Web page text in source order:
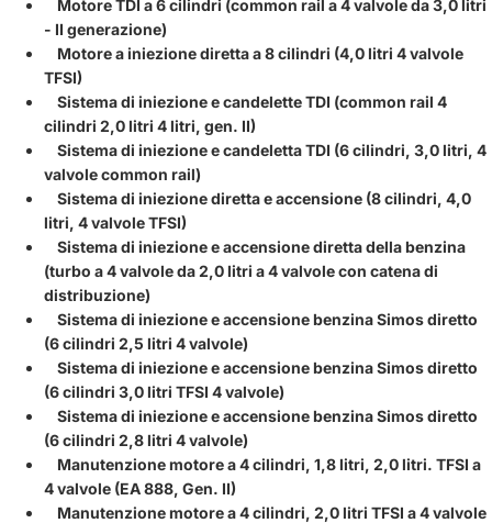
Motore TDI a 6 cilindri (common rail a 4 valvole da 3,0 litri
- II generazione)
Motore a iniezione diretta a 8 cilindri (4,0 litri 4 valvole
TFSI)
Sistema di iniezione e candelette TDI (common rail 4
cilindri 2,0 litri 4 litri, gen. II)
Sistema di iniezione e candeletta TDI (6 cilindri, 3,0 litri, 4
valvole common rail)
Sistema di iniezione diretta e accensione (8 cilindri, 4,0
litri, 4 valvole TFSI)
Sistema di iniezione e accensione diretta della benzina
(turbo a 4 valvole da 2,0 litri a 4 valvole con catena di
distribuzione)
Sistema di iniezione e accensione benzina Simos diretto
(6 cilindri 2,5 litri 4 valvole)
Sistema di iniezione e accensione benzina Simos diretto
(6 cilindri 3,0 litri TFSI 4 valvole)
Sistema di iniezione e accensione benzina Simos diretto
(6 cilindri 2,8 litri 4 valvole)
Manutenzione motore a 4 cilindri, 1,8 litri, 2,0 litri. TFSI a
4 valvole (EA 888, Gen. II)
Manutenzione motore a 4 cilindri, 2,0 litri TFSI a 4 valvole